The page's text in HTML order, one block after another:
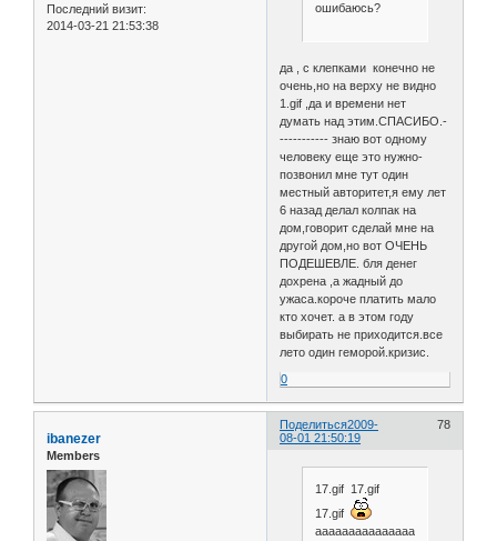
Последний визит:
2014-03-21 21:53:38
ошибаюсь?
да , с клепками конечно не
очень,но на верху не видно
1.gif ,да и времени нет
думать над этим.СПАСИБО.-
----------- знаю вот одному
человеку еще это нужно-
позвонил мне тут один
местный авторитет,я ему лет
6 назад делал колпак на
дом,говорит сделай мне на
другой дом,но вот ОЧЕНЬ
ПОДЕШЕВЛЕ. бля денег
дохрена ,а жадный до
ужаса.короче платить мало
кто хочет. а в этом году
выбирать не приходится.все
лето один геморой.кризис.
0
Поделиться 78
2009-
08-01 21:50:19
ibanezer
Members
17.gif 17.gif
17.gif